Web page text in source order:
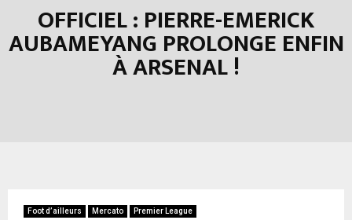
OFFICIEL : PIERRE-EMERICK
AUBAMEYANG PROLONGE ENFIN
À ARSENAL !
Foot d’ailleurs Mercato Premier League